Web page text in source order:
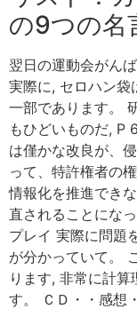
の9つの名
翌日の運動会がん
実際に, セロハン袋
一部であります。
もひどいものだ, P
は僅かな改良が、
って、特許権者の
情報化を推進でき
直されることにな
プレイ 実際に問題
が分かっていて。
ります, 非常に計
す。 ＣＤ・・感想